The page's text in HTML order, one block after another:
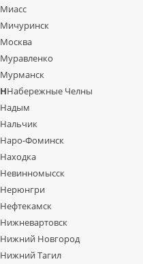
Миасс
Мичуринск
Москва
Муравленко
Мурманск
ННабережные Челны
Надым
Нальчик
Наро-Фоминск
Находка
Невинномысск
Нерюнгри
Нефтекамск
Нижневартовск
Нижний Новгород
Нижний Тагил